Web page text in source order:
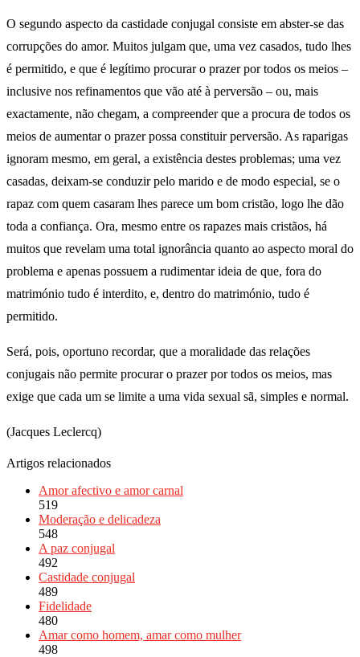
O segundo aspecto da castidade conjugal consiste em abster-se das
corrupções do amor. Muitos julgam que, uma vez casados, tudo lhes
é permitido, e que é legítimo procurar o prazer por todos os meios –
inclusive nos refinamentos que vão até à perversão – ou, mais
exactamente, não chegam, a compreender que a procura de todos os
meios de aumentar o prazer possa constituir perversão. As raparigas
ignoram mesmo, em geral, a existência destes problemas; uma vez
casadas, deixam-se conduzir pelo marido e de modo especial, se o
rapaz com quem casaram lhes parece um bom cristão, logo lhe dão
toda a confiança. Ora, mesmo entre os rapazes mais cristãos, há
muitos que revelam uma total ignorância quanto ao aspecto moral do
problema e apenas possuem a rudimentar ideia de que, fora do
matrimónio tudo é interdito, e, dentro do matrimónio, tudo é
permitido.
Será, pois, oportuno recordar, que a moralidade das relações
conjugais não permite procurar o prazer por todos os meios, mas
exige que cada um se limite a uma vida sexual sã, simples e normal.
(Jacques Leclercq)
Artigos relacionados
Amor afectivo e amor carnal
519
Moderação e delicadeza
548
A paz conjugal
492
Castidade conjugal
489
Fidelidade
480
Amar como homem, amar como mulher
498